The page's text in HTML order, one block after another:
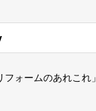
ォームのあれこれ」